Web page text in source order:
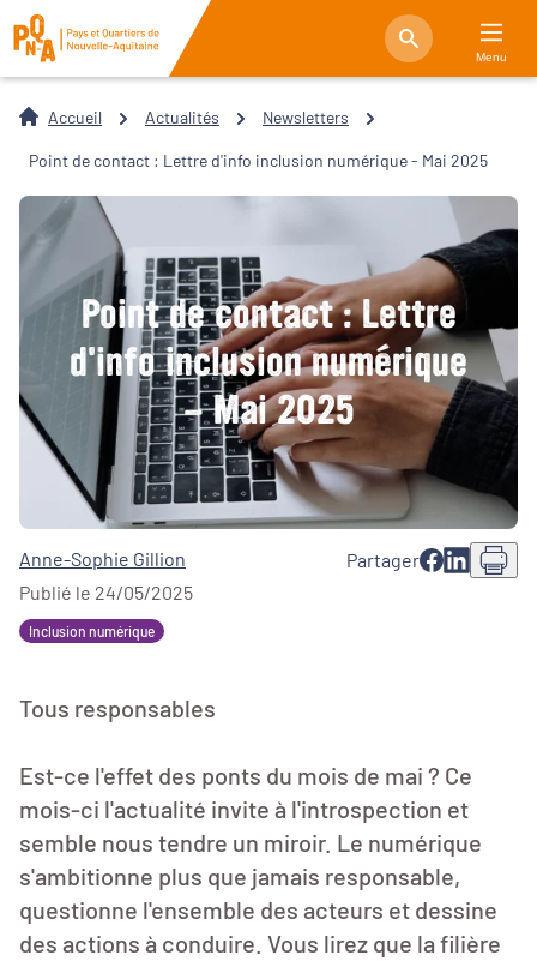
Menu
Accueil Actualités Newsletters
Point de contact : Lettre d'info inclusion numérique - Mai 2025
Point de contact : Lettre
d'info inclusion numérique
- Mai 2025
Anne-Sophie Gillion
Publié le 24/05/2025
Partager
Inclusion numérique
Tous responsables
Est-ce l'effet des ponts du mois de mai ? Ce
mois-ci l'actualité invite à l'introspection et
semble nous tendre un miroir. Le numérique
s'ambitionne plus que jamais responsable,
questionne l'ensemble des acteurs et dessine
des actions à conduire. Vous lirez que la filière